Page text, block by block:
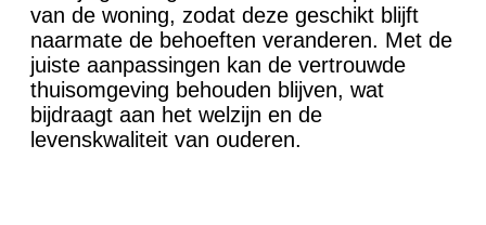
van de woning, zodat deze geschikt blijft
naarmate de behoeften veranderen. Met de
juiste aanpassingen kan de vertrouwde
thuisomgeving behouden blijven, wat
bijdraagt aan het welzijn en de
levenskwaliteit van ouderen.